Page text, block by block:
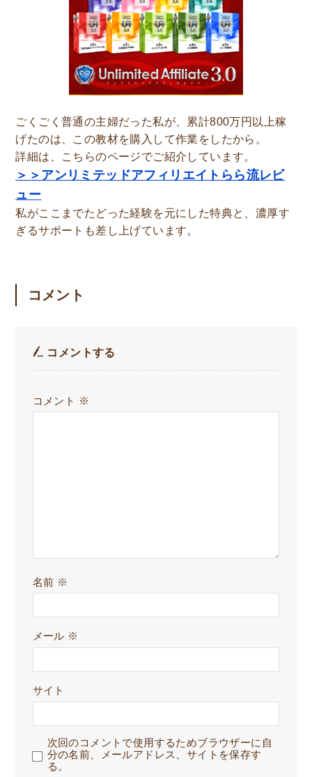
ごくごく普通の主婦だった私が、累計800万円以上稼
げたのは、この教材を購入して作業をしたから。
詳細は、こちらのページでご紹介しています。
＞＞アンリミテッドアフィリエイトらら流レビ
ュー
私がここまでたどった経験を元にした特典と、濃厚す
ぎるサポートも差し上げています。
コメント
コメントする
コメント ※
名前 ※
メール ※
サイト
次回のコメントで使用するためブラウザーに自
分の名前、メールアドレス、サイトを保存す
る。